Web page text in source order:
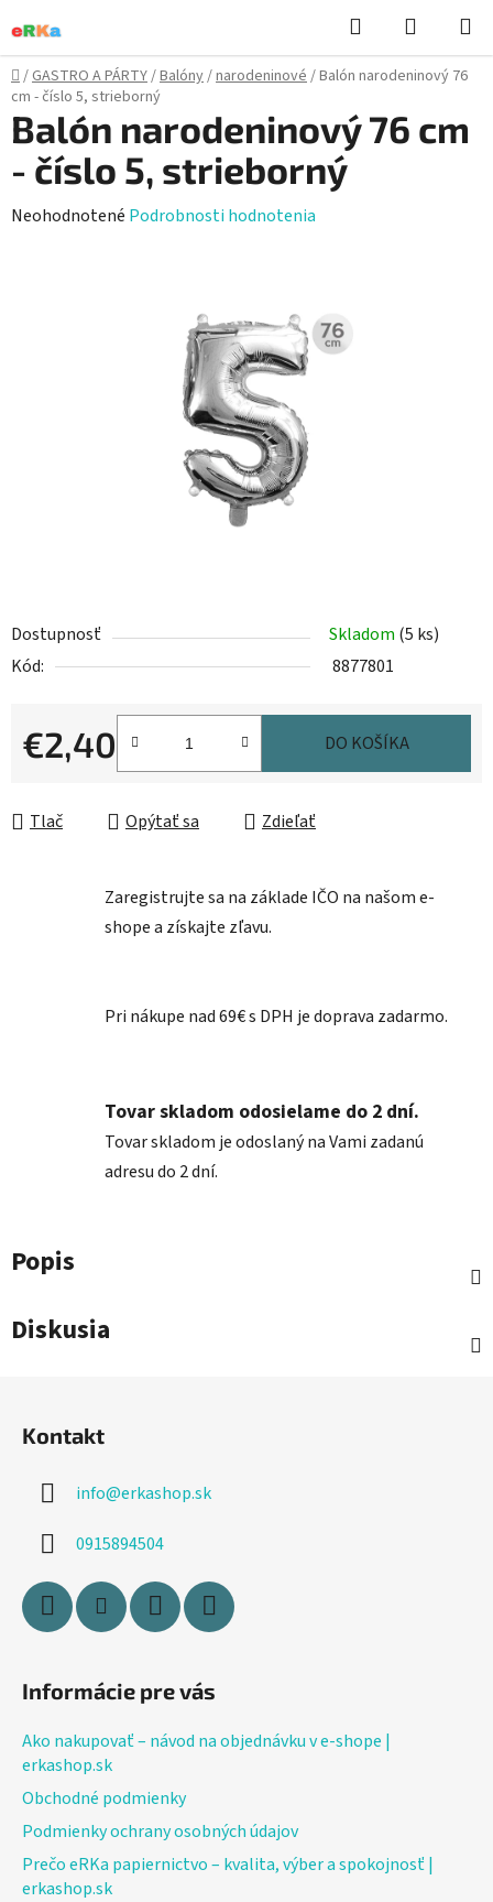
na
obsah
Hľadať
KOŠÍK
Domov
/GASTRO A PÁRTY/Balóny/narodeninové/Balón narodeninový 76
cm - číslo 5, strieborný
Dostupnosť Skladom (5 ks)
Kód:
8877801
€2,40
Jednotková cena:
DO KOŠÍKA
Tlač Opýtať sa Zdieľať
Balón narodeninový 76 cm
- číslo 5, strieborný
Priemerné
Neohodnotené Podrobnosti hodnotenia
Zaregistrujte sa na základe IČO na našom e-
shope a získajte zľavu.
Pri nákupe nad 69€ s DPH je doprava zadarmo.
Tovar skladom odosielame do 2 dní.
Tovar skladom je odoslaný na Vami zadanú
adresu do 2 dní.
Popis
Diskusia
Kontakt
info@erkashop.sk
0915894504
Informácie pre vás
Ako nakupovať – návod na objednávku v e-shope |
erkashop.sk
Obchodné podmienky
Podmienky ochrany osobných údajov
Prečo eRKa papiernictvo – kvalita, výber a spokojnosť |
erkashop.sk